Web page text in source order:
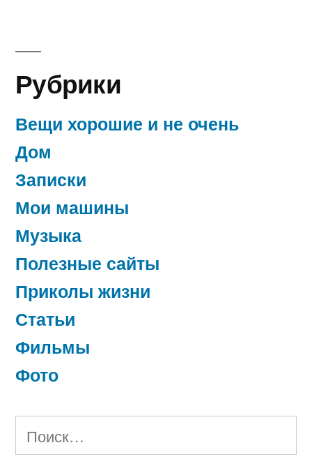
Рубрики
Вещи хорошие и не очень
Дом
Записки
Мои машины
Музыка
Полезные сайты
Приколы жизни
Статьи
Фильмы
Фото
Найти: